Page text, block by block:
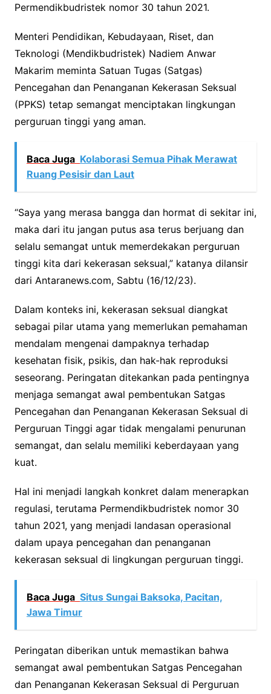
Permendikbudristek nomor 30 tahun 2021.
Menteri Pendidikan, Kebudayaan, Riset, dan
Teknologi (Mendikbudristek) Nadiem Anwar
Makarim meminta Satuan Tugas (Satgas)
Pencegahan dan Penanganan Kekerasan Seksual
(PPKS) tetap semangat menciptakan lingkungan
perguruan tinggi yang aman.
Baca Juga Kolaborasi Semua Pihak Merawat
Ruang Pesisir dan Laut
“Saya yang merasa bangga dan hormat di sekitar ini,
maka dari itu jangan putus asa terus berjuang dan
selalu semangat untuk memerdekakan perguruan
tinggi kita dari kekerasan seksual,” katanya dilansir
dari Antaranews.com, Sabtu (16/12/23).
Dalam konteks ini, kekerasan seksual diangkat
sebagai pilar utama yang memerlukan pemahaman
mendalam mengenai dampaknya terhadap
kesehatan fisik, psikis, dan hak-hak reproduksi
seseorang. Peringatan ditekankan pada pentingnya
menjaga semangat awal pembentukan Satgas
Pencegahan dan Penanganan Kekerasan Seksual di
Perguruan Tinggi agar tidak mengalami penurunan
semangat, dan selalu memiliki keberdayaan yang
kuat.
Hal ini menjadi langkah konkret dalam menerapkan
regulasi, terutama Permendikbudristek nomor 30
tahun 2021, yang menjadi landasan operasional
dalam upaya pencegahan dan penanganan
kekerasan seksual di lingkungan perguruan tinggi.
Baca Juga Situs Sungai Baksoka, Pacitan,
Jawa Timur
Peringatan diberikan untuk memastikan bahwa
semangat awal pembentukan Satgas Pencegahan
dan Penanganan Kekerasan Seksual di Perguruan